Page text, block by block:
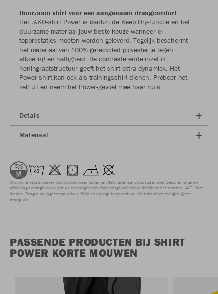
Duurzaam shirt voor een aangenaam draagcomfort
Het JAKO-shirt Power is dankzij de Keep Dry-functie en het
duurzame materiaal jouw beste keuze wanneer er
topprestaties moeten worden geleverd. Tegelijk beschermt
het materiaal van 100% gerecycled polyester je tegen
afkoeling en nattigheid. De contrasterende inzet in
honingraatstructuur geeft het shirt extra dynamiek. Het
Power-shirt kan ook als trainingsshirt dienen. Probeer het
zelf uit en neem het Power-gevoel mee naar huis.
Details
Materiaal
Microfijne vezels voeren vocht direct naar buiten af. Het materiaal droogt zeer snel, beschermt tegen
afkoeling en zorgt ervoor dat u een aangenaam lichaamsgevoel behoudt tijdens het sporten. 40° Niet
bleken Drogen op lage temperatuur Strijken op lage temperatuur Niet chemisch reinigen/geen
droogkuis
PASSENDE PRODUCTEN BIJ SHIRT
POWER KORTE MOUWEN